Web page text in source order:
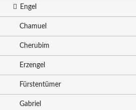
Engel
Chamuel
Cherubim
Erzengel
Fürstentümer
Gabriel